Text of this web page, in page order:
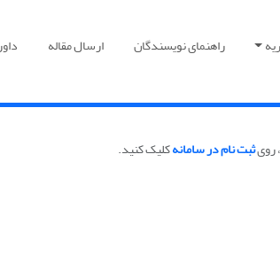
راهنمای نویسندگان ارسال مقاله
رویثبت نام در سامانهکلیک کنید.